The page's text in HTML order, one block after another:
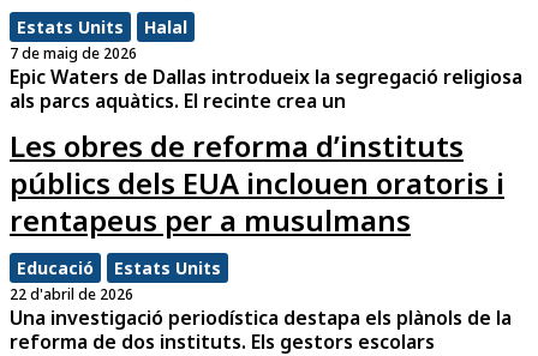
Estats Units Halal
7 de maig de 2026
Epic Waters de Dallas introdueix la segregació religiosa
als parcs aquàtics. El recinte crea un
Les obres de reforma d’instituts
públics dels EUA inclouen oratoris i
rentapeus per a musulmans
Educació Estats Units
22 d'abril de 2026
Una investigació periodística destapa els plànols de la
reforma de dos instituts. Els gestors escolars